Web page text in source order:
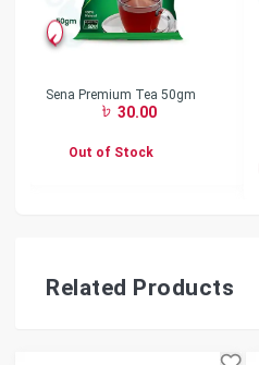
Sena Premium Tea 50gm
30.00
Out of Stock
Related Products